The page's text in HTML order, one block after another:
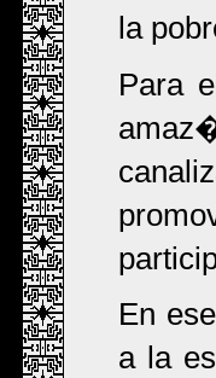
la
Para
En
a la